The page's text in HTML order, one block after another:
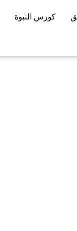
كورس النبوة